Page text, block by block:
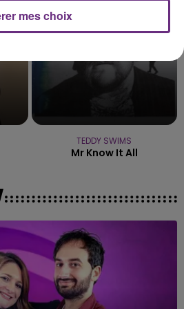
TEDDY SWIMS
Mr Know It All
mes choix